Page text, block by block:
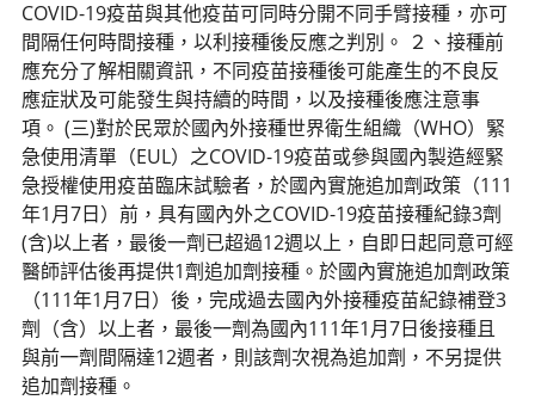
COVID-19疫苗與其他疫苗可同時分開不同手臂接種，亦可
間隔任何時間接種，以利接種後反應之判別。 ２、接種前
應充分了解相關資訊，不同疫苗接種後可能產生的不良反
應症狀及可能發生與持續的時間，以及接種後應注意事
項。 (三)對於民眾於國內外接種世界衛生組織（WHO）緊
急使用清單（EUL）之COVID-19疫苗或參與國內製造經緊
急授權使用疫苗臨床試驗者，於國內實施追加劑政策（111
年1月7日）前，具有國內外之COVID-19疫苗接種紀錄3劑
(含)以上者，最後一劑已超過12週以上，自即日起同意可經
醫師評估後再提供1劑追加劑接種。於國內實施追加劑政策
（111年1月7日）後，完成過去國內外接種疫苗紀錄補登3
劑（含）以上者，最後一劑為國內111年1月7日後接種且
與前一劑間隔達12週者，則該劑次視為追加劑，不另提供
追加劑接種。